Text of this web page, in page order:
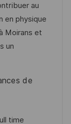
au
en physique
Moirans et
un
de
time